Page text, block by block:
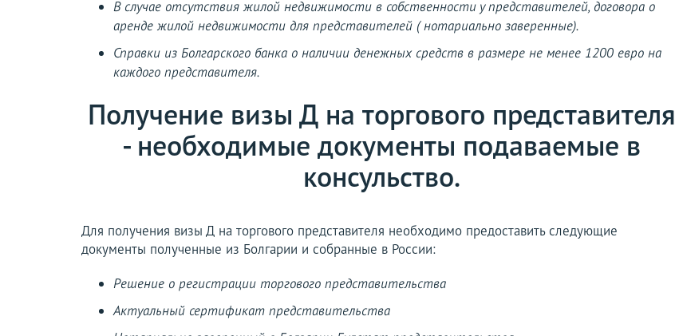
В случае отсутствия жилой недвижимости в собственности у представителей, договора о
аренде жилой недвижимости для представителей ( нотариально заверенные).
Справки из Болгарского банка о наличии денежных средств в размере не менее 1200 евро на
каждого представителя.
Получение визы Д на торгового представителя
- необходимые документы подаваемые в
консульство.
Для получения визы Д на торгового представителя необходимо предоставить следующие
документы полученные из Болгарии и собранные в России:
Решение о регистрации торгового представительства
Актуальный сертификат представительства